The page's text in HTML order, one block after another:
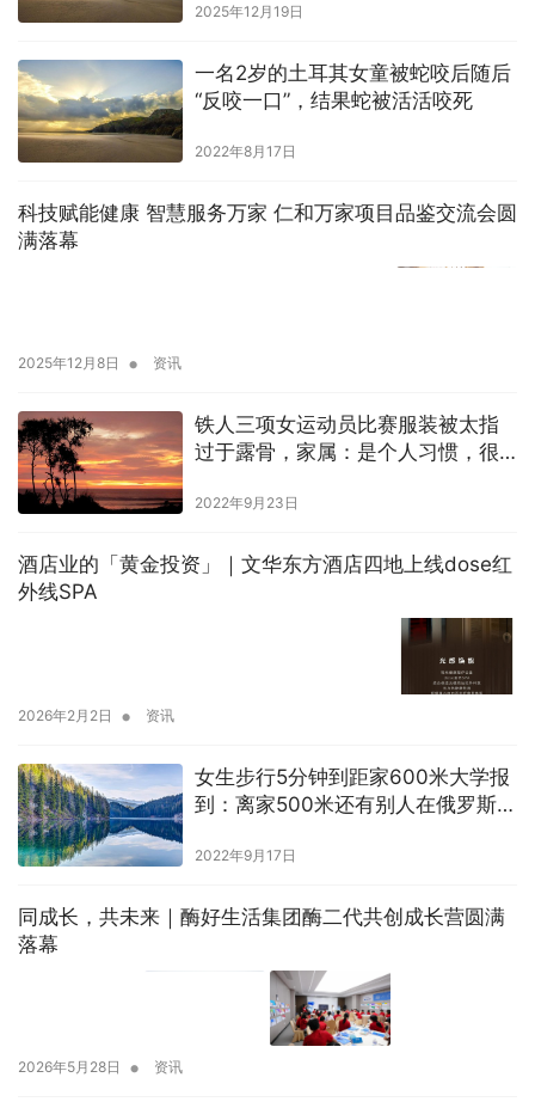
2025年12月19日
一名2岁的土耳其女童被蛇咬后随后
“反咬一口”，结果蛇被活活咬死
2022年8月17日
科技赋能健康 智慧服务万家 仁和万家项目品鉴交流会圆
满落幕
2025年12月8日 • 资讯
铁人三项女运动员比赛服装被太指
过于露骨，家属：是个人习惯，很
2022年9月23日
酒店业的「黄金投资」｜文华东方酒店四地上线dose红
外线SPA
2026年2月2日 • 资讯
女生步行5分钟到距家600米大学报
到：离家500米还有别人在俄罗斯读
2022年9月17日
同成长，共未来｜酶好生活集团酶二代共创成长营圆满
落幕
2026年5月28日 • 资讯